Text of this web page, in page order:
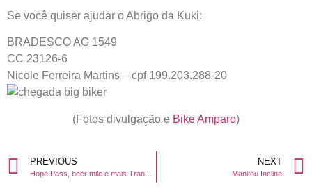
Se você quiser ajudar o Abrigo da Kuki:
BRADESCO AG 1549
CC 23126-6
Nicole Ferreira Martins – cpf 199.203.288-20
(Fotos divulgação e Bike Amparo)
PREVIOUS NEXT
Manitou Incline